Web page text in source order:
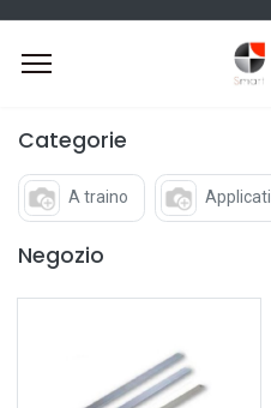
Categorie
A traino Applicati
Negozio